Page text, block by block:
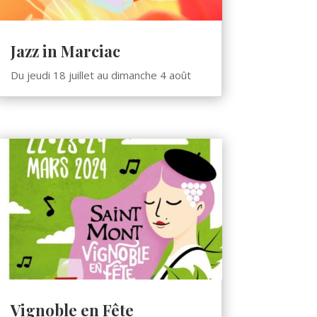
Jazz in Marciac
Du jeudi 18 juillet au dimanche 4 août
Vignoble en Fête